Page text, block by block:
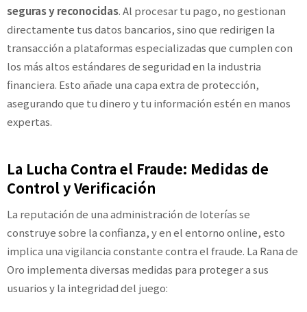
seguras y reconocidas. Al procesar tu pago, no gestionan
directamente tus datos bancarios, sino que redirigen la
transacción a plataformas especializadas que cumplen con
los más altos estándares de seguridad en la industria
financiera. Esto añade una capa extra de protección,
asegurando que tu dinero y tu información estén en manos
expertas.
La Lucha Contra el Fraude: Medidas de
Control y Verificación
La reputación de una administración de loterías se
construye sobre la confianza, y en el entorno online, esto
implica una vigilancia constante contra el fraude. La Rana de
Oro implementa diversas medidas para proteger a sus
usuarios y la integridad del juego: